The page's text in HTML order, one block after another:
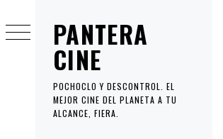
PANTERA
CINE
POCHOCLO Y DESCONTROL. EL
MEJOR CINE DEL PLANETA A TU
ALCANCE, FIERA.
al
contenido